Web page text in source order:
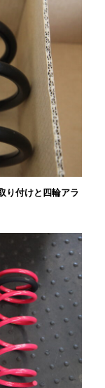
り付けと四輪アラ